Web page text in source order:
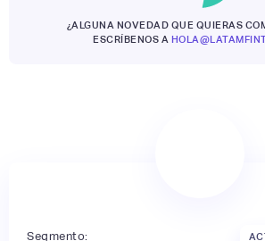
¿ALGUNA NOVEDAD QUE QUIERAS
ESCRÍBENOS A
Segmento: